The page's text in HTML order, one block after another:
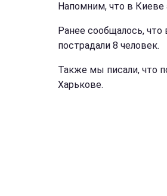
Напомним, что в Киеве
Ранее сообщалось,
пострадали 8 человек.
Также мы писали, что
Харькове.